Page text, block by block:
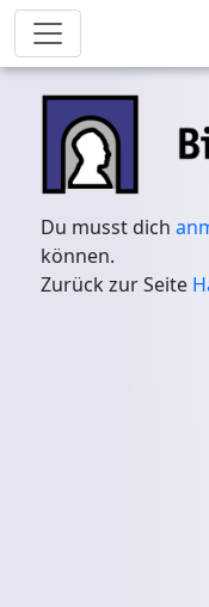
Du musst dich
können.
Zurück zur Seite